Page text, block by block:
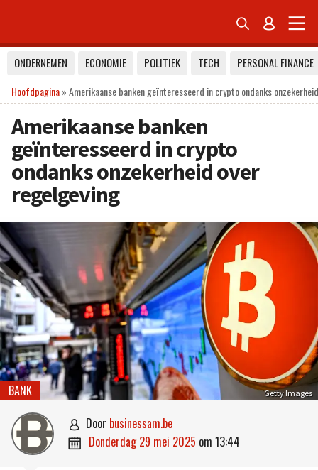
 
ONDERNEMEN ECONOMIE POLITIEK TECH
PERSONAL FINANCE
Hoofdpagina»Amerikaanse banken geïnteresseerd in crypto ondanks
Amerikaanse banken
geïnteresseerd in crypto
ondanks onzekerheid over
regelgeving
Getty Images
BANK
 door businessam.be
 donderdag 29 mei 2025 om 13:44